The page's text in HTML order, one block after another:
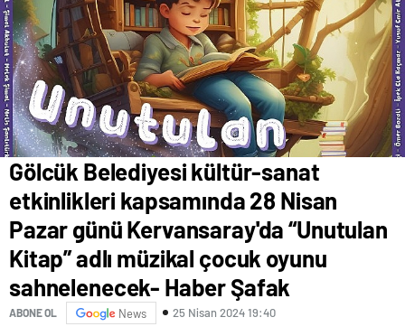
Gölcük Belediyesi kültür-sanat
etkinlikleri kapsamında 28 Nisan
Pazar günü Kervansaray'da “Unutulan
Kitap” adlı müzikal çocuk oyunu
sahnelenecek- Haber Şafak
ABONE OL News 25 Nisan 2024 19:40